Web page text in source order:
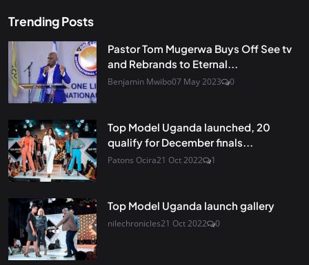
Trending Posts
Pastor Tom Mugerwa Buys Off See tv
and Rebrands to Eternal...
Benjamin Mwibo07 May 2023 0
Top Model Uganda launched, 20
qualify for December finals...
Patons Ocira21 Oct 2022 1
Top Model Uganda launch gallery
nilechronicles21 Oct 2022 0